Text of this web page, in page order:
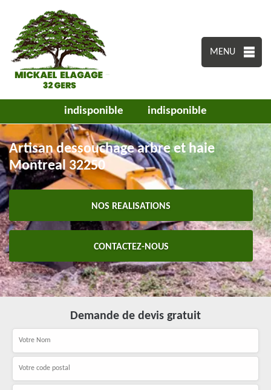
MENU
indisponible indisponible
Artisan dessouchage arbre et haie
Montreal 32250
NOS REALISATIONS
CONTACTEZ-NOUS
Demande de devis gratuit